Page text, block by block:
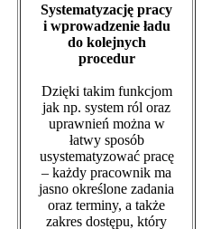
Systematyzację pracy
i wprowadzenie ładu
do kolejnych
procedur
Dzięki takim funkcjom
jak np. system ról oraz
uprawnień można w
łatwy sposób
usystematyzować pracę
– każdy pracownik ma
jasno określone zadania
oraz terminy, a także
zakres dostępu, który